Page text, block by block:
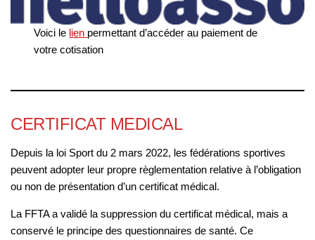
Voici le lien permettant d’accéder au paiement de
votre cotisation
CERTIFICAT MEDICAL
Depuis la loi Sport du 2 mars 2022, les fédérations sportives
peuvent adopter leur propre règlementation relative à l’obligation
ou non de présentation d’un certificat médical.
La FFTA a validé la suppression du certificat médical, mais a
conservé le principe des questionnaires de santé. Ce